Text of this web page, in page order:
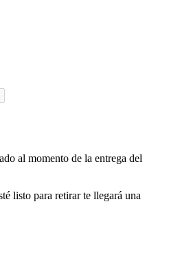
al momento de la entrega del
listo para retirar te llegará una